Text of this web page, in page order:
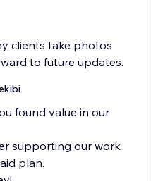
clients take photos
to future updates.
found value in our
supporting our work
plan.